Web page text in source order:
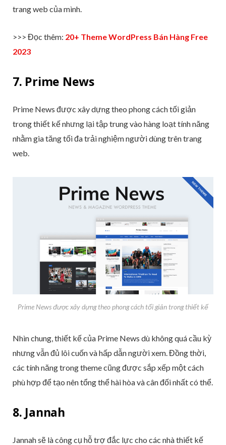
trang web của mình.
>>> Đọc thêm: 20+ Theme WordPress Bán Hàng Free
2023
7. Prime News
Prime News được xây dựng theo phong cách tối giản
trong thiết kế nhưng lại tập trung vào hàng loạt tính năng
nhằm gia tăng tối đa trải nghiệm người dùng trên trang
web.
Prime News được xây dựng theo phong cách tối giản trong thiết kế
Nhìn chung, thiết kế của Prime News dù không quá cầu kỳ
nhưng vẫn đủ lôi cuốn và hấp dẫn người xem. Đồng thời,
các tính năng trong theme cũng được sắp xếp một cách
phù hợp để tạo nên tổng thể hài hòa và cân đối nhất có thể.
8. Jannah
Jannah sẽ là công cụ hỗ trợ đắc lực cho các nhà thiết kế